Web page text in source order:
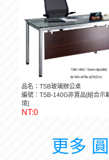
品名：TSB玻璃辦公桌
編號：TSB-140G非賣品[組合示
境]
NT:0
更多